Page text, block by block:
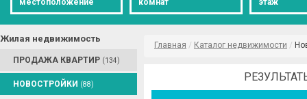
местоположение
комнат
этаж
Жилая недвижимость
ПРОДАЖА КВАРТИР (134)
НОВОСТРОЙКИ (88)
Главная / Каталог недвижимости /